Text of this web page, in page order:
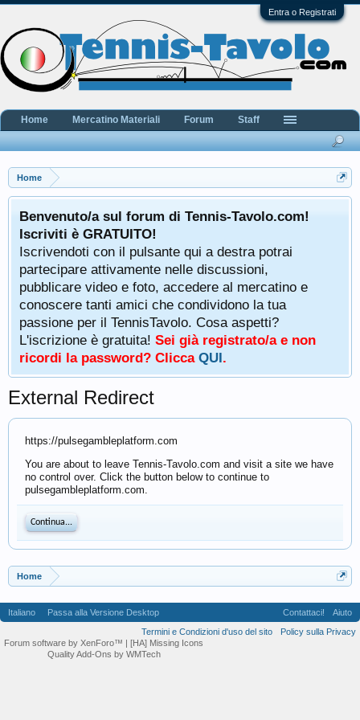
Entra o Registrati
Home
Benvenuto/a sul forum di Tennis-Tavolo.com!
Iscriviti è GRATUITO!
Iscrivendoti con il pulsante qui a destra potrai
partecipare attivamente nelle discussioni,
pubblicare video e foto, accedere al mercatino e
conoscere tanti amici che condividono la tua
passione per il TennisTavolo. Cosa aspetti?
L'iscrizione è gratuita! Sei già registrato/a e non
ricordi la password? Clicca QUI.
External Redirect
https://pulsegambleplatform.com
You are about to leave Tennis-Tavolo.com and visit a site we have
no control over. Click the button below to continue to
pulsegambleplatform.com.
Continua...
Home
Home Mercatino Materiali Forum Staff
Italiano Passa alla Versione Desktop Contattaci!
Aiuto
Termini e Condizioni d'uso del sito
Policy sulla Privacy
Forum software by XenForo™ | [HA] Missing Icons
Quality Add-Ons by WMTech